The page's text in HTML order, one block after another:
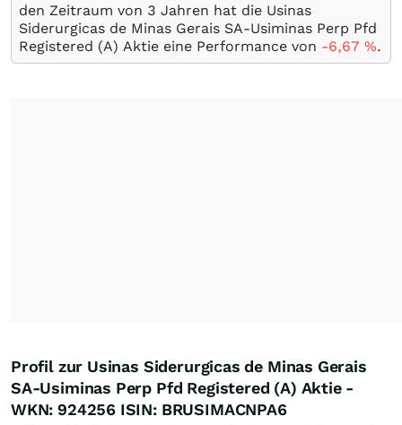
den Zeitraum von 3 Jahren hat die Usinas
Siderurgicas de Minas Gerais SA-Usiminas Perp Pfd
Registered (A) Aktie eine Performance von -6,67 %.
Profil zur Usinas Siderurgicas de Minas Gerais
SA-Usiminas Perp Pfd Registered (A) Aktie -
WKN: 924256 ISIN: BRUSIMACNPA6